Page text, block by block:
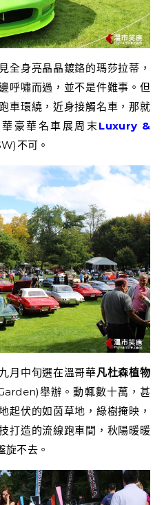
全身亮晶晶鍍鉻的瑪莎拉蒂，
呼嘯而過，並不是件難事。但
車環繞，近身接觸名車，那就
豪華名車展周末Luxury &
不可。
月中旬選在溫哥華凡杜森植物
舉辦。動輒數十萬，甚
起伏的如茵草地，綠樹掩映，
打造的流線跑車間，秋陽暖暖
旋不去。